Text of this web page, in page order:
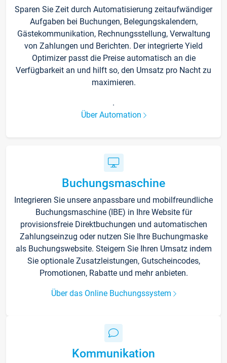
Sparen Sie Zeit durch Automatisierung zeitaufwändiger
Aufgaben bei Buchungen, Belegungskalendern,
Gästekommunikation, Rechnungsstellung, Verwaltung
von Zahlungen und Berichten. Der integrierte Yield
Optimizer passt die Preise automatisch an die
Verfügbarkeit an und hilft so, den Umsatz pro Nacht zu
maximieren.
.
Über Automation
Buchungsmaschine
Integrieren Sie unsere anpassbare und mobilfreundliche
Buchungsmaschine (IBE) in Ihre Website für
provisionsfreie Direktbuchungen und automatischen
Zahlungseinzug oder nutzen Sie Ihre Buchungmaske
als Buchungswebsite. Steigern Sie Ihren Umsatz indem
Sie optionale Zusatzleistungen, Gutscheincodes,
Promotionen, Rabatte und mehr anbieten.
Über das Online Buchungssystem
Kommunikation